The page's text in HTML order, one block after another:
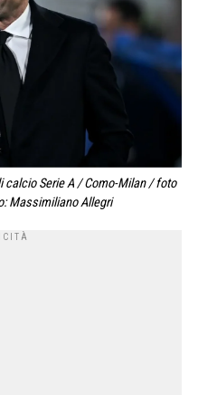
calcio Serie A / Como-Milan / foto
Massimiliano Allegri